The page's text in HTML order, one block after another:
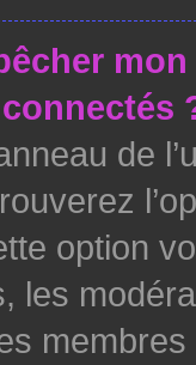
de
option
les